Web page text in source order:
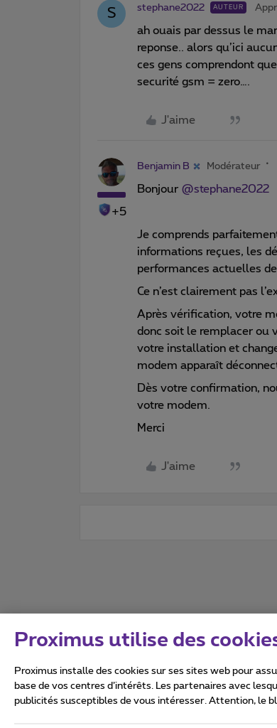
S stephane2022 AUTEUR
ah ouais par dessus le
reponse.. alors qu’ici
ces gens comprendont
securité gsm = zero….
J'aime
+5
Benjamin B Modérateur
Bonjour ​ @stephane2022
Je comprends
informations reçues, les
performances actuelles
Ce n’est clairement pas
Après vérification, votre
donc soit le remplacer ou
votre installation et
modem apparaît
Dès votre confirmation,
votre modem.
Merci
J'aime
Tous droits
Proximus utilise des
Proximus installe des cookies sur ses sites web pour
base de vos centres d’intérêts. Les partenaires avec
publicités susceptibles de vous intéresser. Attention, le